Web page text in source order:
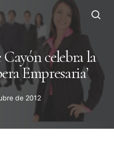
celebra la
Empresaria’
de 2012